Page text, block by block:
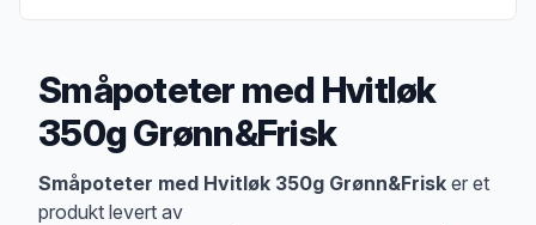
Småpoteter med Hvitløk
350g Grønn&Frisk
Produktbeskrivelse
Småpoteter med Hvitløk 350g Grønn&Frisk er et
produkt levert av